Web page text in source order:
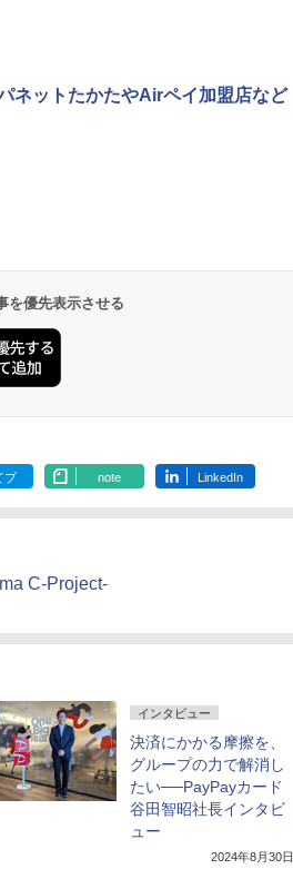
ネットたかたやAirペイ加盟店など
を優先表示させる
ブ note LinkedIn
C-Project-
インタビュー
決済にかかる摩擦を、
グループの力で解消し
たい──PayPayカード
谷田智昭社長インタビ
ュー
2024年8月30日